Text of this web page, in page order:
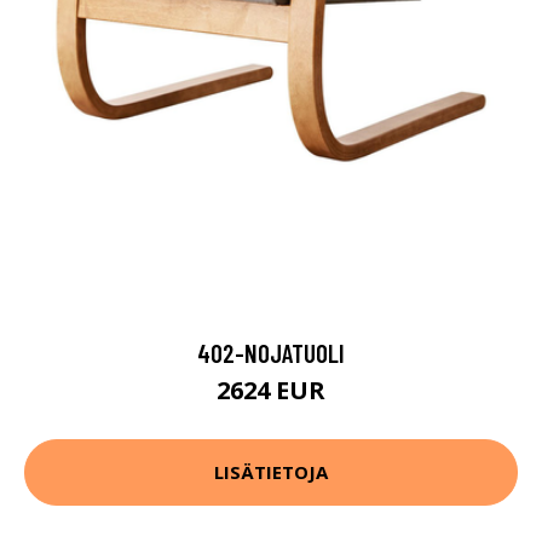
402-NOJATUOLI
2624 EUR
LISÄTIETOJA